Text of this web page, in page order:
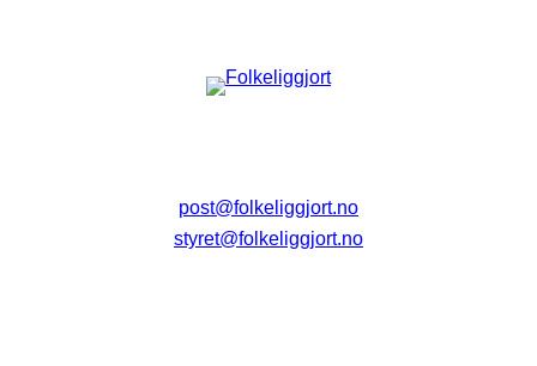
post@folkeliggjort.no
styret@folkeliggjort.no